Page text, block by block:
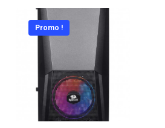
Promo !